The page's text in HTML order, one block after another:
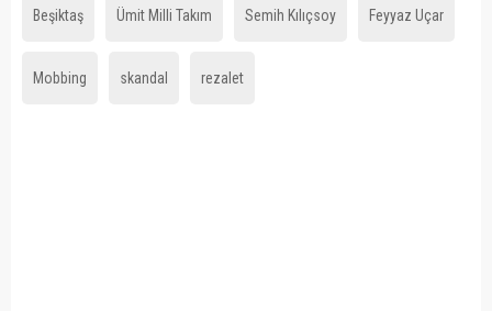
Beşiktaş Ümit Milli Takım Semih Kılıçsoy Feyyaz Uçar
Mobbing skandal rezalet